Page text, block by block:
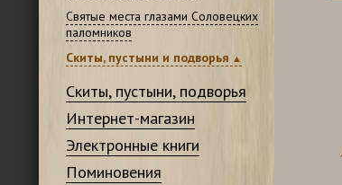
Святые места глазами Соловецких
паломников
Скиты, пустыни и подворья
Скиты, пустыни, подворья
Интернет-магазин
Электронные книги
Поминовения